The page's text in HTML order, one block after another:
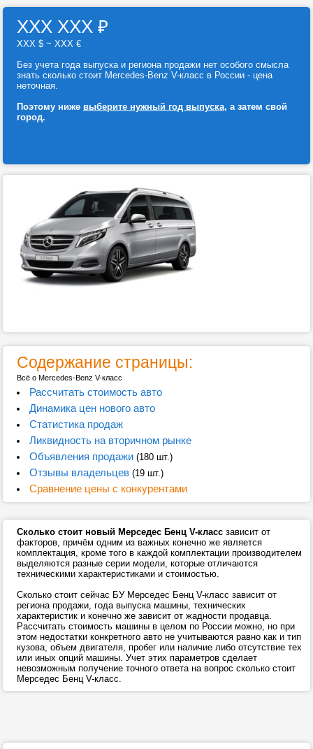
ХХХ ХХХ ₽
ХХХ $ ~ ХХХ €
Без учета года выпуска и региона продажи нет особого смысла
знать сколько стоит Mercedes-Benz V-класс в России - цена
неточная.
Поэтому ниже выберите нужный год выпуска, а затем свой
город.
Содержание страницы:
Всё о Mercedes-Benz V-класс
Рассчитать стоимость авто
Динамика цен нового авто
Статистика продаж
Ликвидность на вторичном рынке
Объявления продажи(180 шт.)
Отзывы владельцев(19 шт.)
Сравнение цены с конкурентами
Сколько стоит новый Мерседес Бенц V-класс зависит от
факторов, причём одним из важных конечно же является
комплектация, кроме того в каждой комплектации производителем
выделяются разные серии модели, которые отличаются
техническими характеристиками и стоимостью.
Сколько стоит сейчас БУ Мерседес Бенц V-класс зависит от
региона продажи, года выпуска машины, технических
характеристик и конечно же зависит от жадности продавца.
Рассчитать стоимость машины в целом по России можно, но при
этом недостатки конкретного авто не учитываются равно как и тип
кузова, объем двигателя, пробег или наличие либо отсутствие тех
или иных опций машины. Учет этих параметров сделает
невозможным получение точного ответа на вопрос сколько стоит
Мерседес Бенц V-класс.